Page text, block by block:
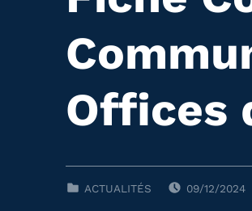
Offices
ACTUALITÉS 09/12/2024